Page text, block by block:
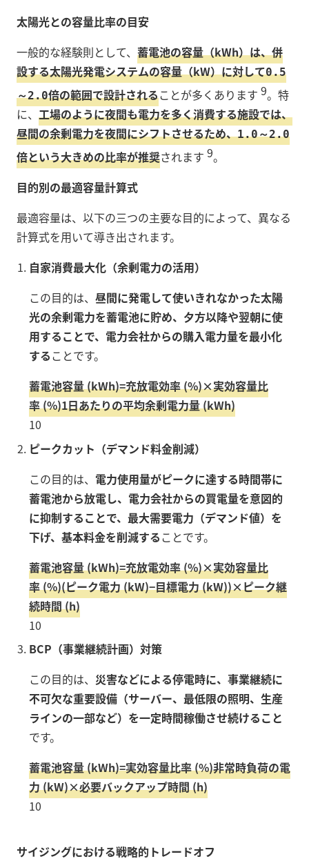
太陽光との容量比率の目安
一般的な経験則として、 蓄電池の容量（kWh）は、併
設する太陽光発電システムの容量（kW）に対して0.5
～2.0倍の範囲で設計されることが多くあります 9。特
に、 工場のように夜間も電力を多く消費する施設では、
昼間の余剰電力を夜間にシフトさせるため、1.0～2.0
倍という大きめの比率が推奨されます 9。
目的別の最適容量計算式
最適容量は、以下の三つの主要な目的によって、異なる
計算式を用いて導き出されます。
自家消費最大化（余剰電力の活用）
この目的は、 昼間に発電して使いきれなかった太陽
光の余剰電力を蓄電池に貯め、夕方以降や翌朝に使
用することで、電力会社からの購入電力量を最小化
することです。
蓄電池容量(kWh)=充放電効率(%)×実効容量比
率(%)1日あたりの平均余剰電力量(kWh)
10
ピークカット（デマンド料金削減）
この目的は、 電力使用量がピークに達する時間帯に
蓄電池から放電し、電力会社からの買電量を意図的
に抑制することで、最大需要電力（デマンド値）を
下げ、基本料金を削減することです。
蓄電池容量(kWh)=充放電効率(%)×実効容量比
率(%)(ピーク電力(kW)−目標電力(kW))×ピーク継
続時間(h)
10
BCP（事業継続計画）対策
この目的は、 災害などによる停電時に、事業継続に
不可欠な重要設備（サーバー、最低限の照明、生産
ラインの一部など）を一定時間稼働させ続けること
です。
蓄電池容量(kWh)=実効容量比率(%)非常時負荷の電
力(kW)×必要バックアップ時間(h)
10
サイジングにおける戦略的トレードオフ